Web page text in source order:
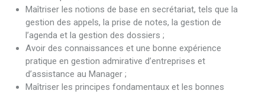
Maîtriser les notions de base en secrétariat, tels que la
gestion des appels, la prise de notes, la gestion de
l’agenda et la gestion des dossiers ;
Avoir des connaissances et une bonne expérience
pratique en gestion admirative d’entreprises et
d’assistance au Manager ;
Maîtriser les principes fondamentaux et les bonnes